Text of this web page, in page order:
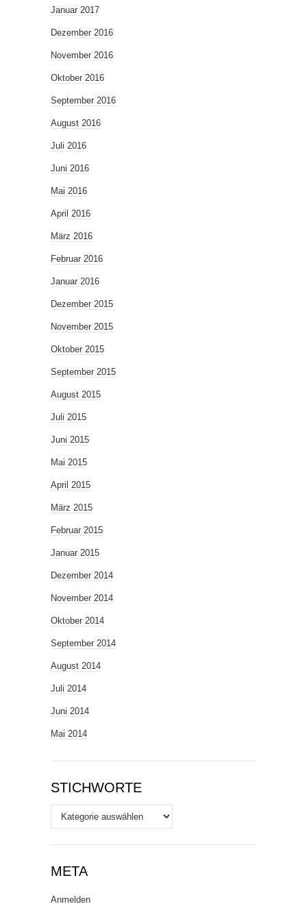
Januar 2017
Dezember 2016
November 2016
Oktober 2016
September 2016
August 2016
Juli 2016
Juni 2016
Mai 2016
April 2016
März 2016
Februar 2016
Januar 2016
Dezember 2015
November 2015
Oktober 2015
September 2015
August 2015
Juli 2015
Juni 2015
Mai 2015
April 2015
März 2015
Februar 2015
Januar 2015
Dezember 2014
November 2014
Oktober 2014
September 2014
August 2014
Juli 2014
Juni 2014
Mai 2014
STICHWORTE
Stichworte
META
Anmelden